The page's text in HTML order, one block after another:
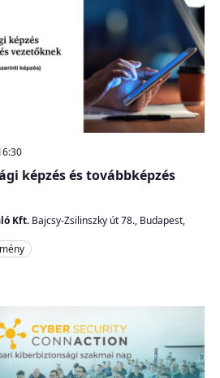
képzés és továbbképzés
Kft. Bajcsy-Zsilinszky út 78., Budapest,